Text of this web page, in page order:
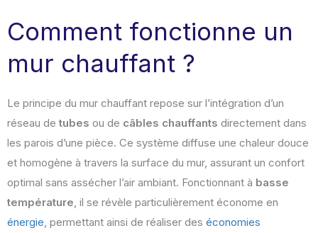
Comment fonctionne un
mur chauffant ?
Le principe du mur chauffant repose sur l’intégration d’un
réseau de tubes ou de câbles chauffants directement dans
les parois d’une pièce. Ce système diffuse une chaleur douce
et homogène à travers la surface du mur, assurant un confort
optimal sans assécher l’air ambiant. Fonctionnant à basse
température, il se révèle particulièrement économe en
énergie, permettant ainsi de réaliser des économies